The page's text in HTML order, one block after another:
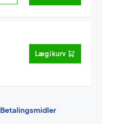
Læg i kurv
Betalingsmidler